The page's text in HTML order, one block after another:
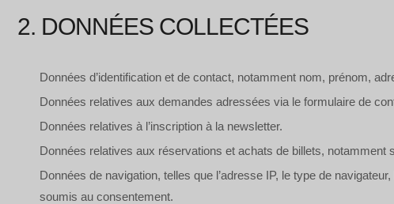
2. DONNÉES COLLECTÉES
Données d’identification et de contact, notamment nom, prénom,
Données relatives aux demandes adressées via le formulaire de
Données relatives à l’inscription à la newsletter.
Données relatives aux réservations et achats de billets,
Données de navigation, telles que l’adresse IP, le type de
soumis au consentement.